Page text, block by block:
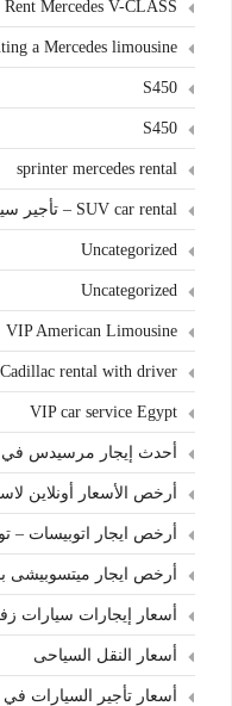
Rent Mercedes V-CLASS
a Mercedes limousine
S450
S450
sprinter mercedes rental
SUV car rental – تأجير سيارات دفع رباعي 4*4 مع سائق
Uncategorized
Uncategorized
VIP American Limousine
rental with driver
VIP car service Egypt
أحدث إيجار مرسيدس
أرخص الأسعار أونلاين
أرخص ايجار اتوبيسات
أرخص ايجار ميتسوبيشى
أسعار إيجارات سيارات
أسعار النقل السياحى
أسعار تأجير السيارات